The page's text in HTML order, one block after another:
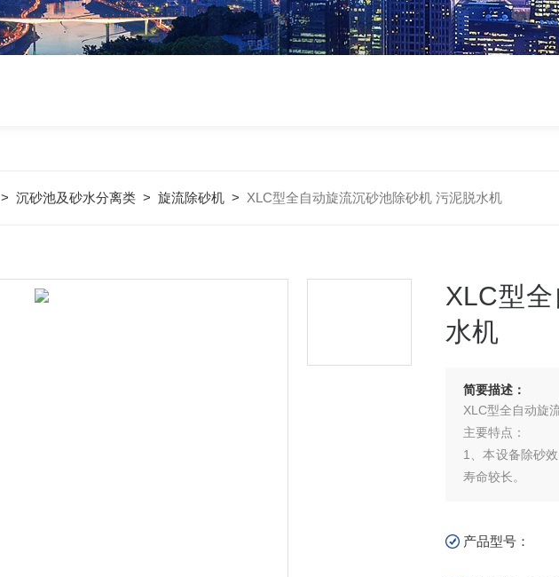
>沉砂池及砂水分离类 >旋流除砂机 > XLC型全自动旋流沉砂池除砂机 污泥脱水机
XLC型
水机
简要描述：
XLC型全自动旋
主要特点：
1、本设备除砂
寿命较长。
3、使用效果好
产品型号：